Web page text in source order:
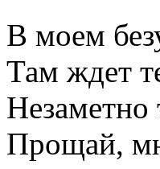
В моем
Там ждет
Незаметно
Прощай,